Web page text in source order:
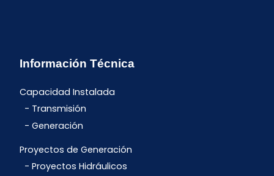
Información Técnica
Capacidad Instalada
Transmisión
Generación
Proyectos de Generación
Proyectos Hidráulicos